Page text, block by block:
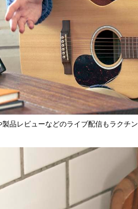
品レビューなどのライブ配信もラクチン